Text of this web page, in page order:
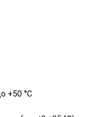
+50 °C